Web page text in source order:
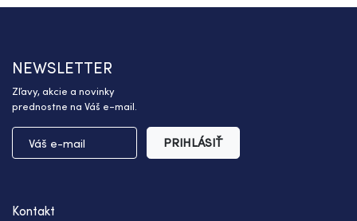
NEWSLETTER
Zľavy, akcie a novinky
prednostne na Váš e-mail.
PRIHLÁSIŤ
Kontakt